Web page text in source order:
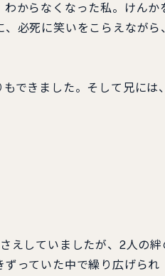
からなくなった私。けんか
必死に笑いをこらえながら
できました。そして兄には
えしていましたが、2人の絆
っていた中で繰り広げられ